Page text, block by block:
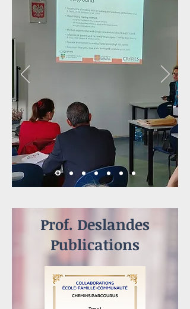
Prof. Deslandes
Publications